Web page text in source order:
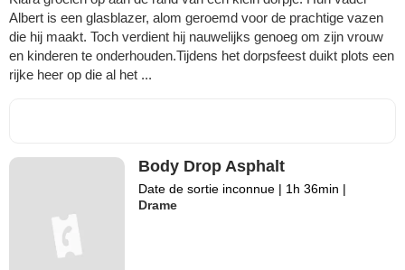
Albert is een glasblazer, alom geroemd voor de prachtige vazen
die hij maakt. Toch verdient hij nauwelijks genoeg om zijn vrouw
en kinderen te onderhouden.Tijdens het dorpsfeest duikt plots een
rijke heer op die al het ...
Body Drop Asphalt
Date de sortie inconnue | 1h 36min |
Drame